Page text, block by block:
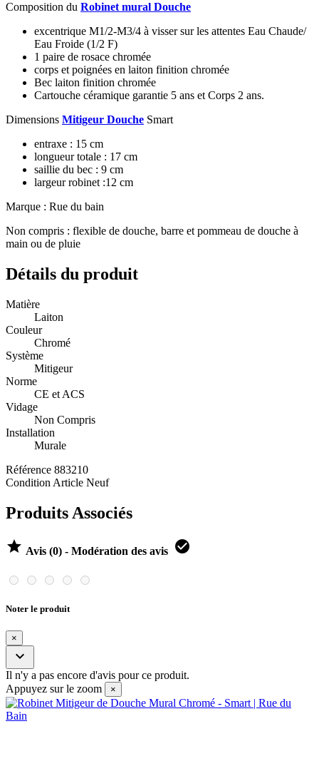
Composition du Robinet mural Douche
excentrique M1/2-M3/4 à visser sur les attentes Eau Chaude/
Eau Froide (1/2 F)
1 paire de rosace chromée
corps et poignées en laiton finition chromée
Bec laiton finition chromée
Cartouche céramique garantie 5 ans et Corps 2 ans.
Dimensions Mitigeur Douche Smart
entraxe : 15 cm
longueur totale : 17 cm
saillie du bec : 9 cm
largeur robinet :12 cm
Marque : Rue du bain
Non compris : flexible de douche, barre et pommeau de douche à
main ou de pluie
Détails du produit
Matière
Laiton
Couleur
Chromé
Système
Mitigeur
Norme
CE et ACS
Vidage
Non Compris
Installation
Murale
Référence 883210
Condition Article Neuf
Produits Associés
 Avis (0) - Modération des avis 
Noter le produit
×

Il n'y a pas encore d'avis pour ce produit.
Appuyez sur le zoom
×